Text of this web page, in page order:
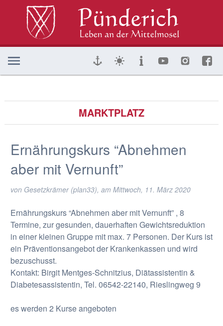
MARKTPLATZ
Ernährungskurs “Abnehmen
aber mit Vernunft”
von Gesetzkrämer (plan33), am Mittwoch, 11. März 2020
Ernährungskurs “Abnehmen aber mit Vernunft” , 8
Termine, zur gesunden, dauerhaften Gewichtsreduktion
in einer kleinen Gruppe mit max. 7 Personen. Der Kurs ist
ein Präventionsangebot der Krankenkassen und wird
bezuschusst.
Kontakt: Birgit Mentges-Schnitzius, Diätassistentin &
Diabetesassistentin, Tel. 06542-22140, Rieslingweg 9
es werden 2 Kurse angeboten